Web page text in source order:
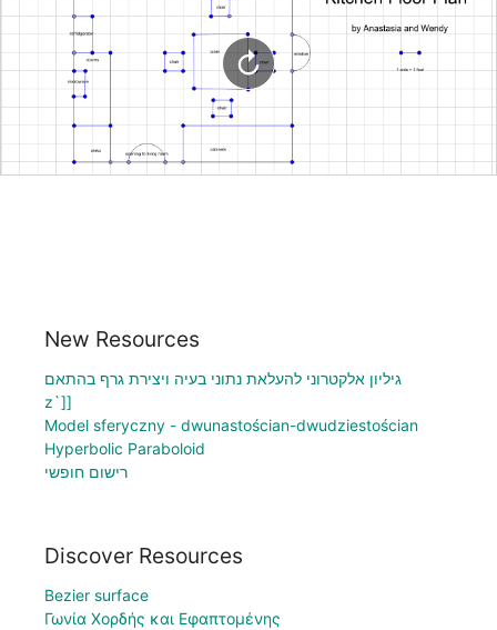
Sign in
New Resources
גיליון אלקטרוני להעלאת נתוני בעיה ויצירת גרף בהתאם
z`]]
Model sferyczny - dwunastościan-dwudziestościan
Hyperbolic Paraboloid
רישום חופשי
Discover Resources
Bezier surface
Γωνία Χορδής και Εφαπτομένης